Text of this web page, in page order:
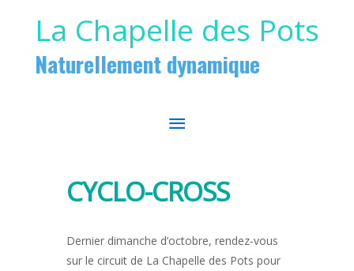
La Chapelle des Pots
Naturellement dynamique
MENU
CYCLO-CROSS
Dernier dimanche d’octobre, rendez-vous
sur le circuit de La Chapelle des Pots pour